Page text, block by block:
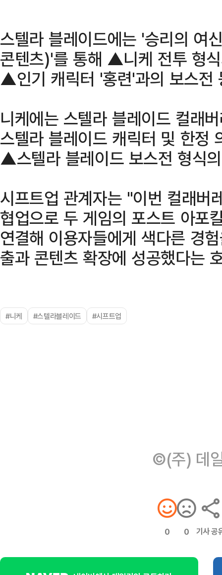
스텔라 블레이드에는 '승리의 여
콘텐츠)'를 통해 ▲니케 전투 형
▲인기 캐릭터 '홍련'과의 보스전
니케에는 스텔라 블레이드 컬래
스텔라 블레이드 캐릭터 및 한
▲스텔라 블레이드 보스전 형식
시프트업 관계자는 "이번 컬래버
협업으로 두 게임의 포스트 아포
연결해 이용자들에게 색다른 경
출과 콘텐츠 확장에 성공했다는
#니케 #스텔라블레이드 #시프트업
©(주) 데
0 0 기사 공